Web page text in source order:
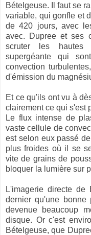
Bételgeuse. Il faut se
variable, qui gonfle et
de 420 jours, avec
avec. Dupree et ses
scruter les hautes
supergéante qui
convection
d'émission du
Et ce qu'ils ont vu à
clairement ce qui s'est
Le flux intense de
vaste cellule de
est selon eux passé
plus froides où il se
vite de grains de
bloquer la lumière sur
L'imagerie directe de
dernier qu'une bonne
devenue beaucoup
disque. Or c'est
Bételgeuse, que